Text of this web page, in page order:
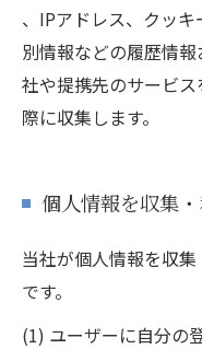
、IPアドレス、クッ
別情報などの履歴情
社や提携先のサービ
際に収集します。
個人情報を収集
当社が個人情報を収
です。
(1) ユーザーに自分の